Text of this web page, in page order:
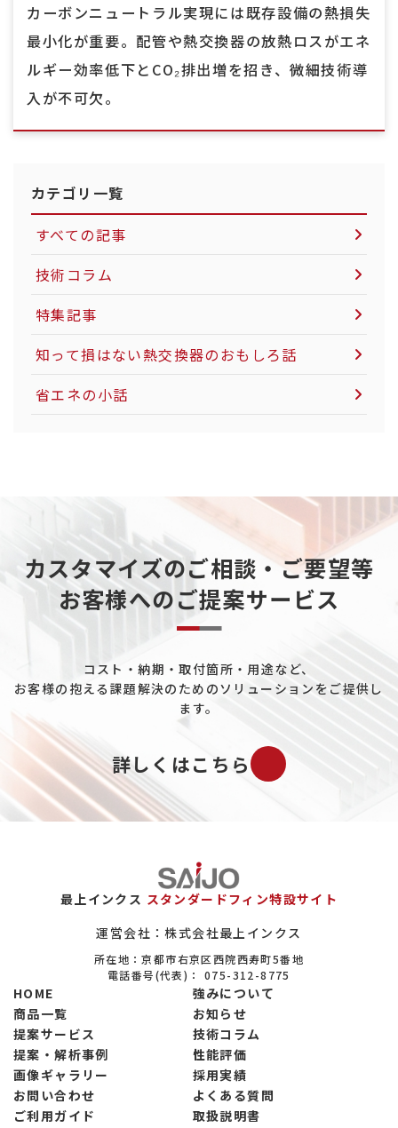
カーボンニュートラル実現には既存設備の熱損失
最小化が重要。配管や熱交換器の放熱ロスがエネ
ルギー効率低下とCO₂排出増を招き、微細技術導
入が不可欠。
カテゴリ一覧
すべての記事
技術コラム
空気圧制御機器について
重工業分野について
データセンターについて
ペルチェ素子について
工場ユーティリティ配管について
既設プラントの配管冷却について
バイオマス市場について
ガスについて
保全（メンテナンス）市場について
ヒートシンクについて
設備系商社について
大学・公的研究機関の実験設備について
省エネ関連市場について
製菓市場について
製粉市場について
特集記事
知って損はない熱交換器のおもしろ話
省エネの小話
カスタマイズのご相談・ご要望等
お客様へのご提案サービス
コスト・納期・取付箇所・用途など、
お客様の抱える課題解決のためのソリューションをご提供し
ます。
詳しくはこちら
最上インクス スタンダードフィン特設サイト
運営会社：株式会社最上インクス
所在地：京都市右京区西院西寿町5番地
電話番号(代表)：075-312-8775
HOME
強みについて
商品一覧
お知らせ
提案サービス
技術コラム
提案・解析事例
性能評価
画像ギャラリー
採用実績
お問い合わせ
よくある質問
ご利用ガイド
取扱説明書